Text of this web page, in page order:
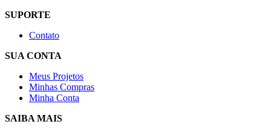
SUPORTE
Contato
SUA CONTA
Meus Projetos
Minhas Compras
Minha Conta
SAIBA MAIS